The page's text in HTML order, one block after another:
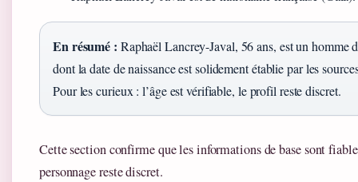
En résumé : Raphaël Lancrey-Javal, 56 ans, est un homme
dont la date de naissance est solidement établie par les
Pour les curieux : l’âge est vérifiable, le profil reste discret.
Cette section confirme que les informations de base sont
personnage reste discret.